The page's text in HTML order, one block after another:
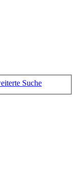
Suche